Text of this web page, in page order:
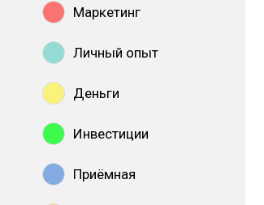
Маркетинг
Личный опыт
Деньги
Инвестиции
Приёмная